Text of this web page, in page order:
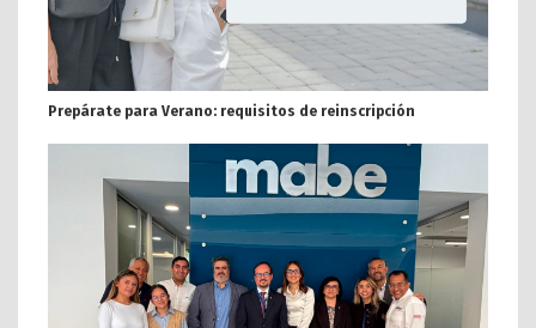
Prepárate para Verano: requisitos de reinscripción